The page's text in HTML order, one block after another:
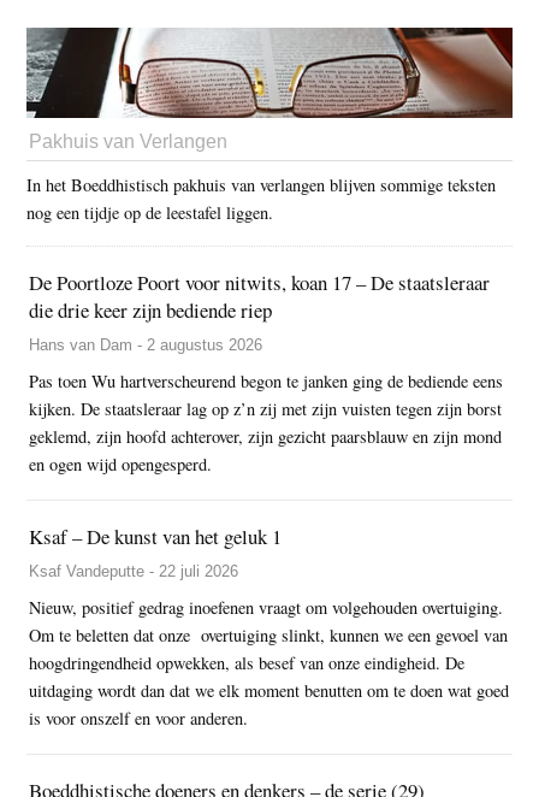
Pakhuis van Verlangen
In het Boeddhistisch pakhuis van verlangen blijven sommige teksten
nog een tijdje op de leestafel liggen.
De Poortloze Poort voor nitwits, koan 17 – De staatsleraar
die drie keer zijn bediende riep
Hans van Dam - 2 augustus 2026
Pas toen Wu hartverscheurend begon te janken ging de bediende eens
kijken. De staatsleraar lag op z’n zij met zijn vuisten tegen zijn borst
geklemd, zijn hoofd achterover, zijn gezicht paarsblauw en zijn mond
en ogen wijd opengesperd.
Ksaf – De kunst van het geluk 1
Ksaf Vandeputte - 22 juli 2026
Nieuw, positief gedrag inoefenen vraagt om volgehouden overtuiging.
Om te beletten dat onze overtuiging slinkt, kunnen we een gevoel van
hoogdringendheid opwekken, als besef van onze eindigheid. De
uitdaging wordt dan dat we elk moment benutten om te doen wat goed
is voor onszelf en voor anderen.
Boeddhistische doeners en denkers – de serie (29)